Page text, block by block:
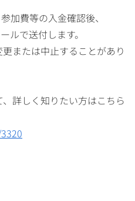
加費等の入金確認後、
ルで送付します。
または中止することがあり
、詳しく知りたい方はこちら